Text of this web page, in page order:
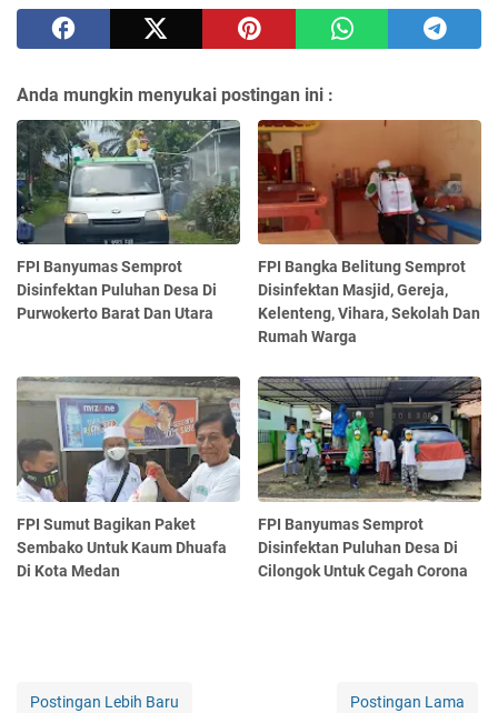
Anda mungkin menyukai postingan ini :
FPI Banyumas Semprot
Disinfektan Puluhan Desa Di
Purwokerto Barat Dan Utara
FPI Bangka Belitung Semprot
Disinfektan Masjid, Gereja,
Kelenteng, Vihara, Sekolah Dan
Rumah Warga
FPI Sumut Bagikan Paket
Sembako Untuk Kaum Dhuafa
Di Kota Medan
FPI Banyumas Semprot
Disinfektan Puluhan Desa Di
Cilongok Untuk Cegah Corona
Postingan Lebih Baru Postingan Lama